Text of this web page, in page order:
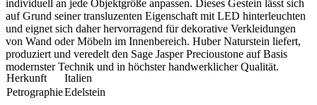
individuell an jede Objektgröße anpassen. Dieses Gestein lässt sich
auf Grund seiner transluzenten Eigenschaft mit LED hinterleuchten
und eignet sich daher hervorragend für dekorative Verkleidungen
von Wand oder Möbeln im Innenbereich. Huber Naturstein liefert,
produziert und veredelt den Sage Jasper Precioustone auf Basis
modernster Technik und in höchster handwerklicher Qualität.
Herkunft
Italien
PetrographieEdelstein